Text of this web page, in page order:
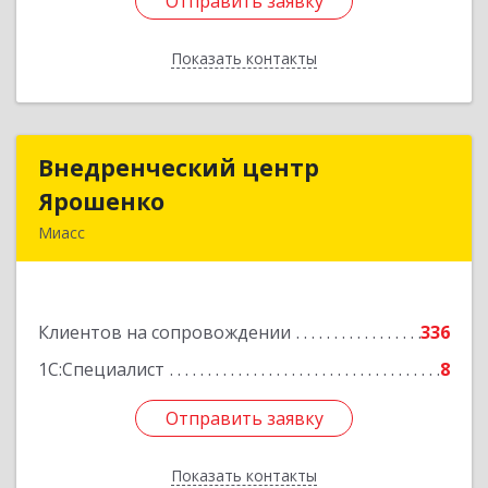
Показать контакты
Назад
Внедренческий центр
Ярошенко
Миасс
Клиентов на сопровождении
336
1С:Специалист
8
Отправить заявку
Показать контакты
Внедренческий центр
Подробнее
Отправить заявку
Назад